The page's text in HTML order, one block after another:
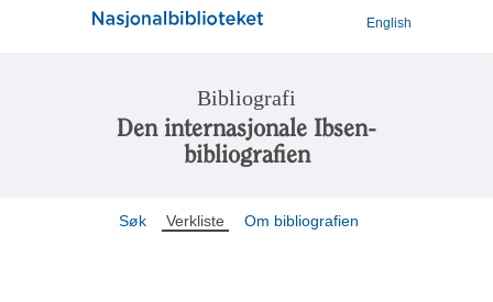
English
Bibliografi
Den internasjonale Ibsen-
bibliografien
Søk Verkliste Om bibliografien